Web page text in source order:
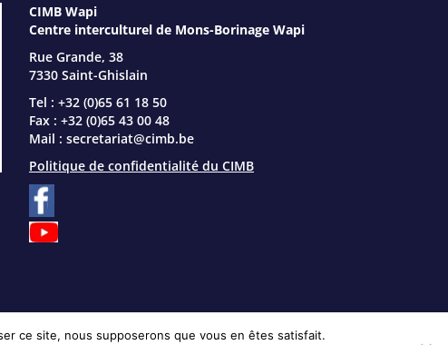
CIMB Wapi
Centre interculturel de Mons-Borinage Wapi
Rue Grande, 38
7330 Saint-Ghislain
Tel : +32 (0)65 61 18 50
Fax : +32 (0)65 43 00 48
Mail : secretariat@cimb.be
Politique de confidentialité du CIMB
ce site, nous supposerons que vous en êtes satisfait.